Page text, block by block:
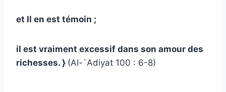
et Il en est témoin ;
il est vraiment excessif dans son amour des
richesses. } (Al-`Adiyat 100 : 6-8)